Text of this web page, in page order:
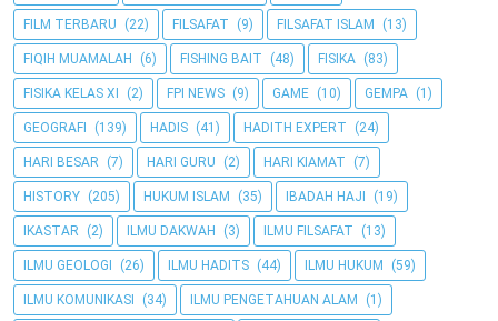
FILM TERBARU (22) FILSAFAT (9) FILSAFAT ISLAM (13)
FIQIH MUAMALAH (6) FISHING BAIT (48) FISIKA (83)
FISIKA KELAS XI (2) FPI NEWS (9) GAME (10) GEMPA (1)
GEOGRAFI (139) HADIS (41) HADITH EXPERT (24)
HARI BESAR (7) HARI GURU (2) HARI KIAMAT (7)
HISTORY (205) HUKUM ISLAM (35) IBADAH HAJI (19)
IKASTAR (2) ILMU DAKWAH (3) ILMU FILSAFAT (13)
ILMU GEOLOGI (26) ILMU HADITS (44) ILMU HUKUM (59)
ILMU KOMUNIKASI (34) ILMU PENGETAHUAN ALAM (1)